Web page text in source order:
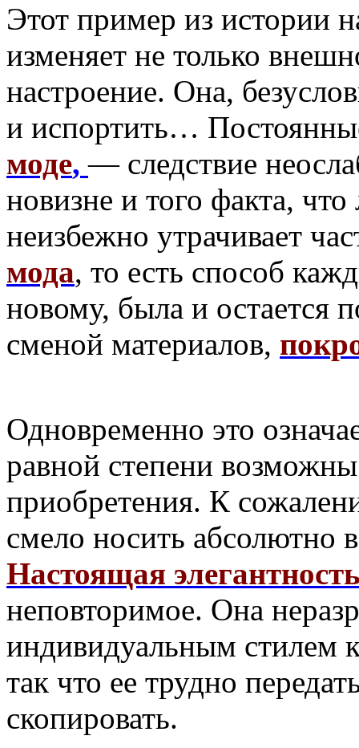
Этот пример из истории
изменяет не только
настроение. Она,
и испортить…
моде, — следствие
новизне и того факта,
неизбежно утрачивает
мода, то есть способ
новому, была и остается
сменой материалов,
Одновременно это
равной степени
приобретения. К
смело носить абсолютно
Настоящая
неповторимое. Она
индивидуальным стилем
так что ее трудно
скопировать.